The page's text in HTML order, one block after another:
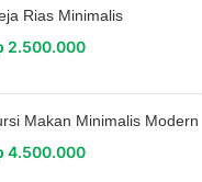
Rias Minimalis
2.500.000
Makan Minimalis Modern
4.500.000